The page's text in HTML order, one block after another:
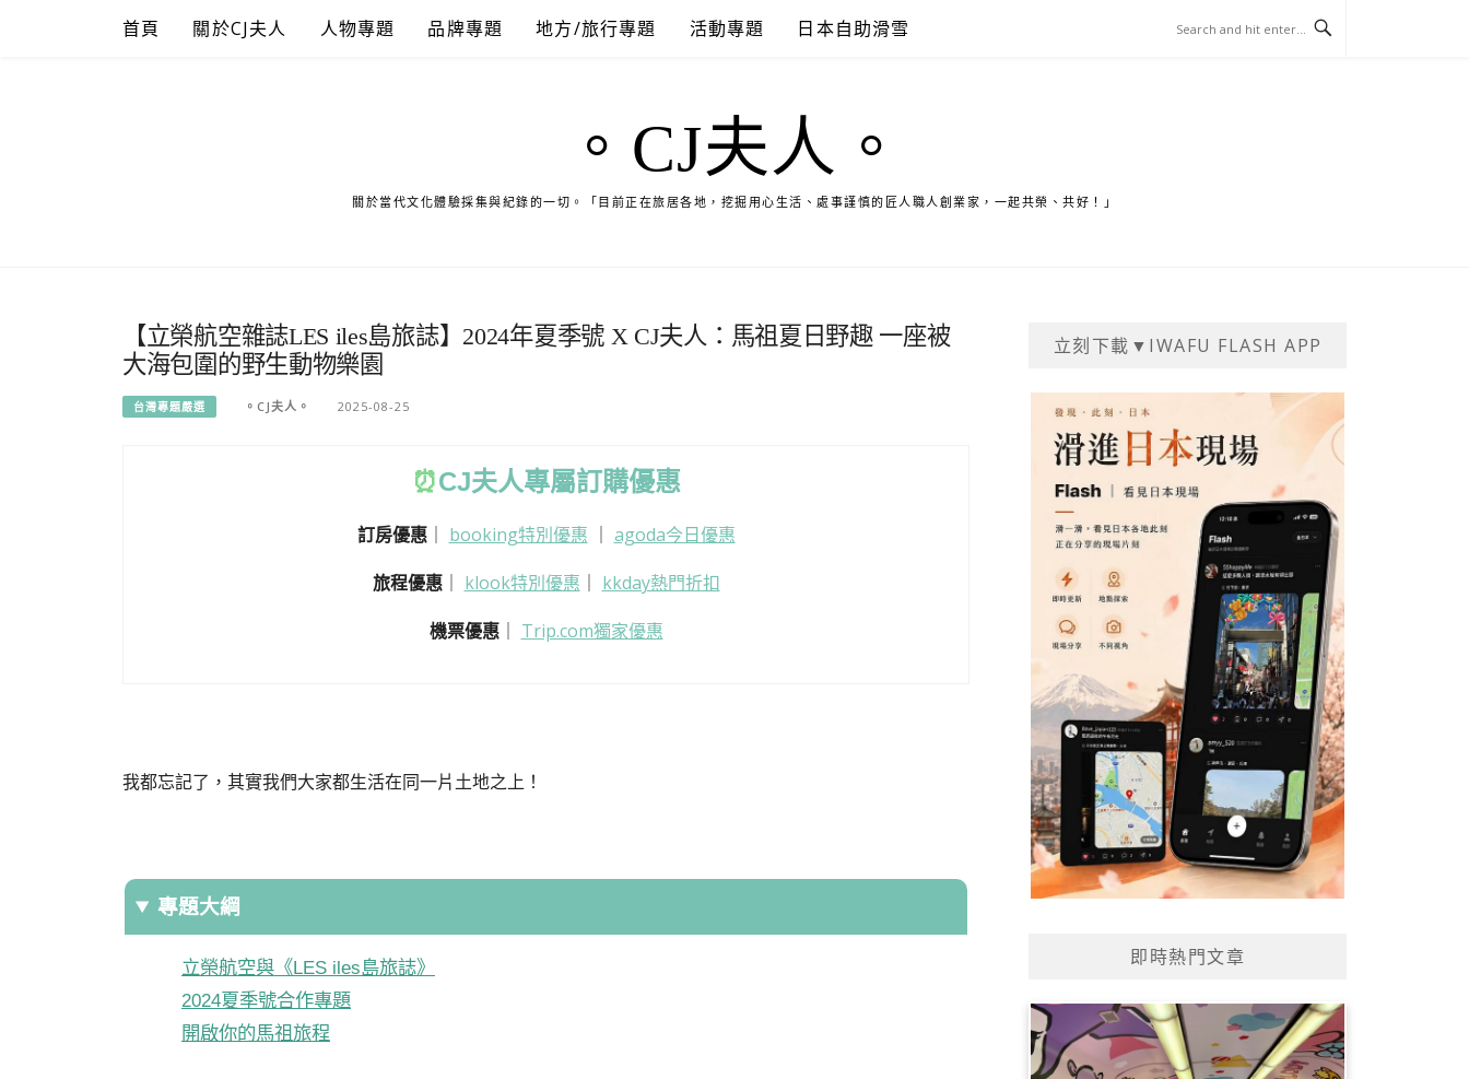
首頁 關於CJ夫人 人物專題 品牌專題 地方/旅行專題 活動專題 日本自助滑雪
。CJ夫人。
關於當代文化體驗採集與紀錄的一切。「目前正在旅居各地，挖掘用心生活、處事謹慎的匠人職人創業家，一起共榮、共好！」
【立榮航空雜誌LES iles島旅誌】2024年夏季號 X CJ夫人：馬祖夏日野趣 一座被
大海包圍的野生動物樂園
台灣專題嚴選 。CJ夫人。 2025-08-25
⏰CJ夫人專屬訂購優惠
訂房優惠｜ booking特別優惠
agoda今日優惠
旅程優惠｜ klook特別優惠
kkday熱門折扣
機票優惠｜ Trip.com獨家優惠
我都忘記了，其實我們大家都生活在同一片土地之上！
專題大綱
立榮航空與《LES iles島旅誌》
2024夏季號合作專題
開啟你的馬祖旅程
立刻下載▼IWAFU FLASH APP
即時熱門文章